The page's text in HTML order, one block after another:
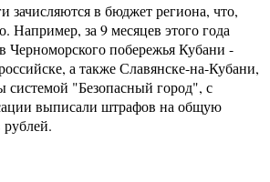
зачисляются в бюджет региона, что,
Например, за 9 месяцев этого года
Черноморского побережья Кубани -
а также Славянске-на-Кубани,
системой "Безопасный город", с
выписали штрафов на общую